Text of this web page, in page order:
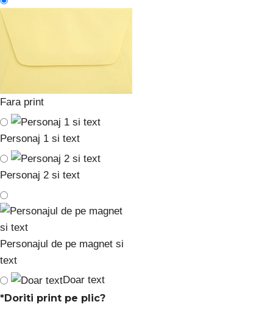
Fara print
Personaj 1 si text
Personaj 2 si text
Personajul de pe magnet si
text
Doar text
*Doriti print pe plic?